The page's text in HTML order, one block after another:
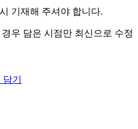
기재해 주셔야 합니다.
우 담은 시점만 최신으로 수정
기